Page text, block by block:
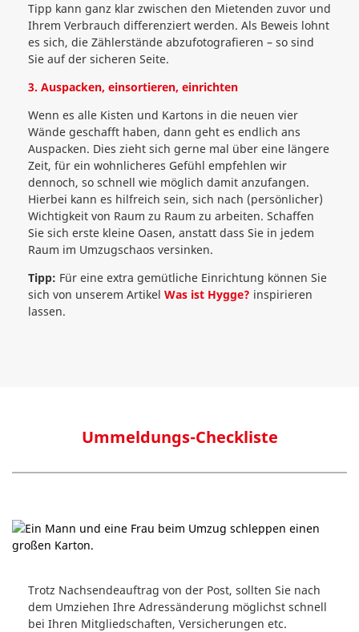
Tipp kann ganz klar zwischen den Mietenden zuvor und
Ihrem Verbrauch differenziert werden. Als Beweis lohnt
es sich, die Zählerstände abzufotografieren – so sind
Sie auf der sicheren Seite.
3. Auspacken, einsortieren, einrichten
Wenn es alle Kisten und Kartons in die neuen vier
Wände geschafft haben, dann geht es endlich ans
Auspacken. Dies zieht sich gerne mal über eine längere
Zeit, für ein wohnlicheres Gefühl empfehlen wir
dennoch, so schnell wie möglich damit anzufangen.
Hierbei kann es hilfreich sein, sich nach (persönlicher)
Wichtigkeit von Raum zu Raum zu arbeiten. Schaffen
Sie sich erste kleine Oasen, anstatt dass Sie in jedem
Raum im Umzugschaos versinken.
Tipp: Für eine extra gemütliche Einrichtung können Sie
sich von unserem Artikel Was ist Hygge? inspirieren
lassen.
Ummeldungs-Checkliste
Trotz Nachsendeauftrag von der Post, sollten Sie nach
dem Umziehen Ihre Adressänderung möglichst schnell
bei Ihren Mitgliedschaften, Versicherungen etc.